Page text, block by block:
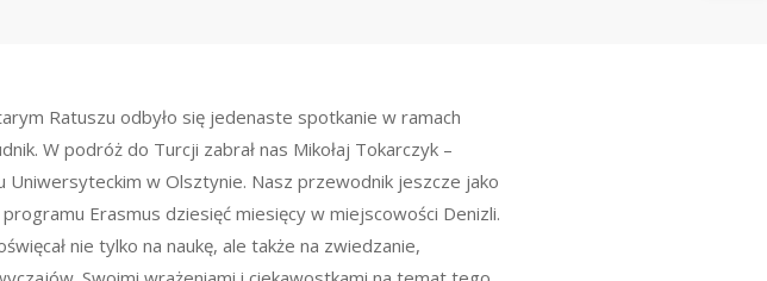
Ratuszu odbyło się jedenaste spotkanie w ramach
W podróż do Turcji zabrał nas Mikołaj Tokarczyk –
Uniwersyteckim w Olsztynie. Nasz przewodnik jeszcze jako
Erasmus dziesięć miesięcy w miejscowości Denizli.
nie tylko na naukę, ale także na zwiedzanie,